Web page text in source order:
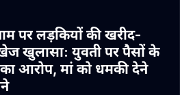
पर लड़कियों की खरीद-
खुलासा: युवती पर पैसों के
आरोप, मां को धमकी देने